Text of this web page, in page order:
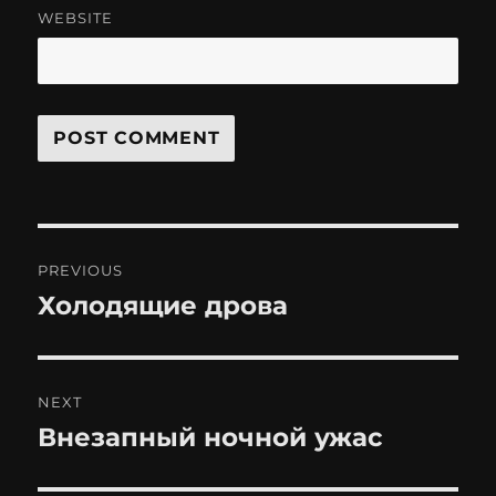
WEBSITE
navigation
PREVIOUS
Previous
Холодящие дрова
NEXT
Next
Внезапный ночной ужас